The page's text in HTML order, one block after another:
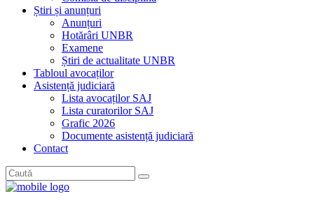
Știri și anunțuri
Anunțuri
Hotărâri UNBR
Examene
Știri de actualitate UNBR
Tabloul avocaților
Asistență judiciară
Lista avocaților SAJ
Lista curatorilor SAJ
Grafic 2026
Documente asistență judiciară
Contact